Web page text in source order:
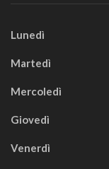
Lunedì
Martedì
Mercoledì
Giovedì
Venerdì